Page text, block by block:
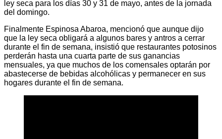
ley seca para los días 30 y 31 de mayo, antes de la jornada
del domingo.
Finalmente Espinosa Abaroa, mencionó que aunque dijo
que la ley seca obligará a algunos bares y antros a cerrar
durante el fin de semana, insistió que restaurantes potosinos
perderán hasta una cuarta parte de sus ganancias
mensuales, ya que muchos de los comensales optarán por
abastecerse de bebidas alcohólicas y permanecer en sus
hogares durante el fin de semana.